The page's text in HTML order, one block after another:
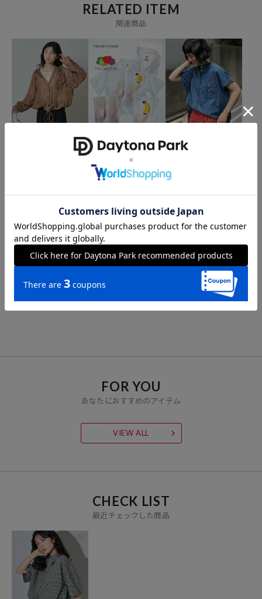
【Foxfire/フォックスファイヤー】
日本最古のフライフィッシングブランド。
自然への尊敬、融和と共存 Foxfireの名は、アメリカ・ジョージア州の
サークルでの伝統的な技術や生活の知恵を伝承している人々の、手法
や哲学をまとめた1冊の本のタイトルをルーツとしている。
自然から学んだナチュラリストたちの知恵が息づく本物のアウトド
ア・クロージングを作りたいという願いを込め、我々のブランドはそ
の名を冠したのだ。ブランドのスタートは4型のフライフィッシング
ベスト。
日本におけるフライフィッシングの黎明から、このクワイエットスポ
ーツの啓蒙活動をしてきた我々の経験と知識の結晶だった。
自然に挑戦、征服するのではなく、共存を目指すことを礎とするフラ
イフィッシングの哲学は、今もFoxfireのすべてのものづくりに息づい
ている。
RELATED ITEM
関連商品
FRUIT OF THE LOOM
＜新色追加＞別注 シアー
ストライプ フードシャツ
FRUIT OF THE LOOM
別注 シアー ストライプ 半
袖シャツ
6,226 円 11%OFF
リヨセルデニム フレンチ
5,214
コットンモダール リブタ
2,413
別注 ドロスト フレンチス
4,735
FRUIT OF THE LOOM
別注 ピグメント ワンポイ
ント刺繍 Tシャツ
2,204
FOR YOU
あなたにおすすめのアイテム
VIEW ALL
CHECK LIST
最近チェックした商品